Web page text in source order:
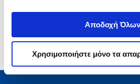
Αποδοχή Όλων
Χρησιμοποιήστε μόνο τα